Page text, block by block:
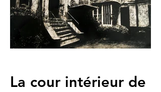
La cour intérieur de